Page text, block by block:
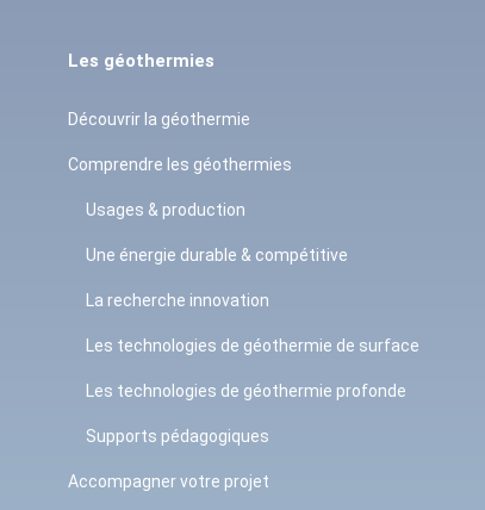
Les géothermies
Découvrir la géothermie
Comprendre les géothermies
Usages & production
Une énergie durable & compétitive
La recherche innovation
Les technologies de géothermie de surface
Les technologies de géothermie profonde
Supports pédagogiques
Accompagner votre projet